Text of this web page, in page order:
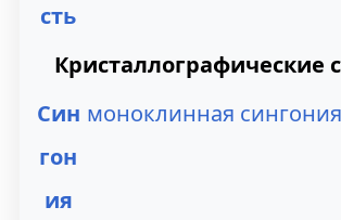
сть
Кристаллографические
Син
гон
ия
моноклинная сингония